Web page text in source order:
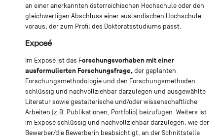
an einer anerkannten österreichischen Hochschule oder den
gleichwertigen Abschluss einer ausländischen Hochschule
voraus, der zum Profil des Doktoratsstudiums passt.
Exposé
Im Exposé ist das Forschungsvorhaben mit einer
ausformulierten Forschungsfrage,der geplanten
Forschungsmethodologie und den Forschungsmethoden
schlüssig und nachvollziehbar darzulegen und ausgewählte
Literatur sowie gestalterische und/oder wissenschaftliche
Arbeiten (z.B. Publikationen, Portfolio) beizufügen. Weiters ist
im Exposé schlüssig und nachvollziehbar darzulegen, wie der
Bewerber/die Bewerberin beabsichtigt, an der Schnittstelle